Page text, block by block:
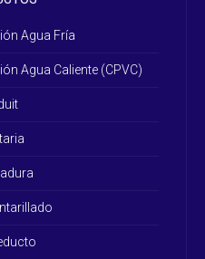
Agua Fría
Agua Caliente (CPVC)